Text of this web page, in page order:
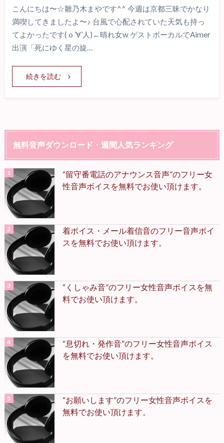
こんにちは〜☆雛乃木まやです^^ 今週は京都三昧でかなり
満喫してきましたよ〜♪ 台風で心配されていた天気も持っ
てよかったです(ｏ’∀’人)←晴れ女w ゲストボーカルでAimer
出演「死にゆく星の旋…
続きを読む
無料音声ダウンロード・週間人気ランキング
“留守番電話のアナウンス音声”のフリー女
性音声ボイスを無料でお使い頂けます。
着ボイス・メール着信音のフリー音声ボイ
スを無料でお使い頂けます。
“くしゃみ音”のフリー女性音声ボイスを無
料でお使い頂けます。
“息切れ・発作音”のフリー女性音声ボイス
を無料でお使い頂けます。
“お願いします”のフリー女性音声ボイスを
無料でお使い頂けます。